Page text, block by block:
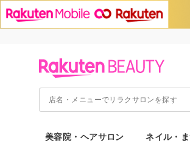
美容院・ヘアサロン ネイル・